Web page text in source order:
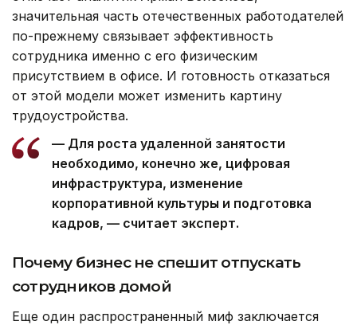
значительная часть отечественных работодателей
по-прежнему связывает эффективность
сотрудника именно с его физическим
присутствием в офисе. И готовность отказаться
от этой модели может изменить картину
трудоустройства.
— Для роста удаленной занятости
необходимо, конечно же, цифровая
инфраструктура, изменение
корпоративной культуры и подготовка
кадров, — считает эксперт.
Почему бизнес не спешит отпускать
сотрудников домой
Еще один распространенный миф заключается